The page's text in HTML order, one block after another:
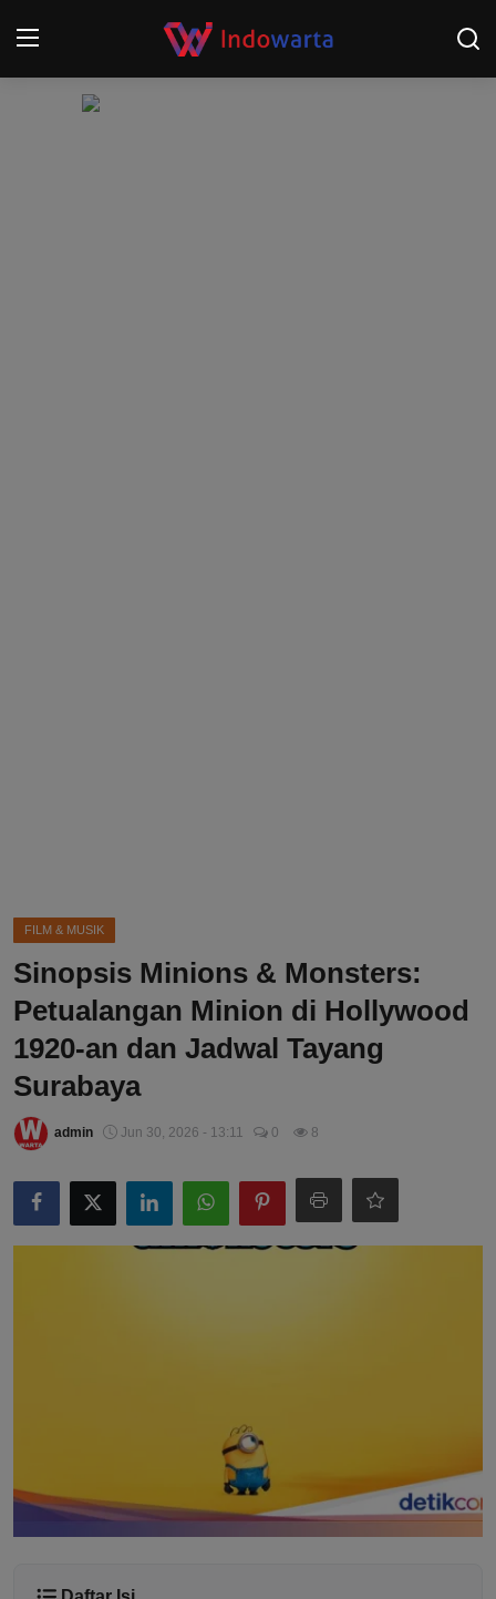
FILM & MUSIK
Sinopsis Minions & Monsters:
Petualangan Minion di Hollywood
1920-an dan Jadwal Tayang
Surabaya
admin Jun 30, 2026 - 13:11 0 8